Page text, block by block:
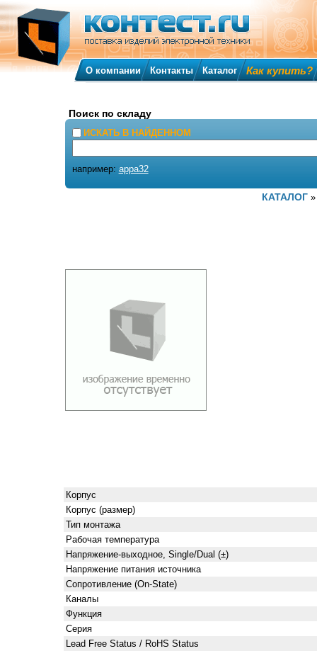
Корпус
Корпус (размер)
Тип монтажа
Рабочая температура
Напряжение-выходное, Single/Dual (±)
Напряжение питания источника
Сопротивление (On-State)
Каналы
Функция
Серия
Lead Free Status / RoHS Status
КАТАЛОГ
О компании Контакты Каталог Как купить?
Поиск по складу
ИСКАТЬ В НАЙДЕННОМ
например: appa32